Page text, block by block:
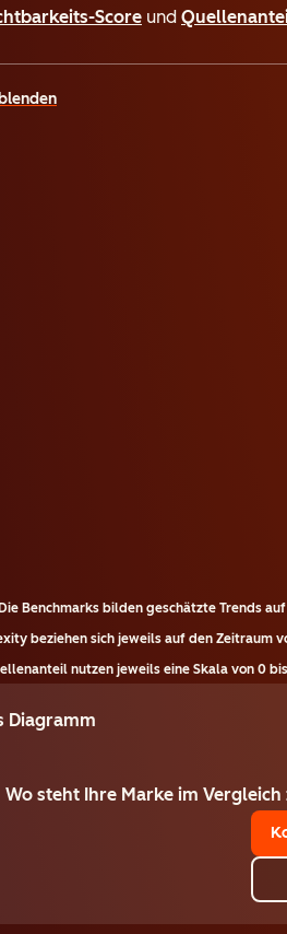
Score und
Die Benchmarks bilden geschätzte Trends
beziehen sich jeweils auf den
nutzen jeweils eine Skala von 0
Diagramm
Wo steht Ihre Marke im